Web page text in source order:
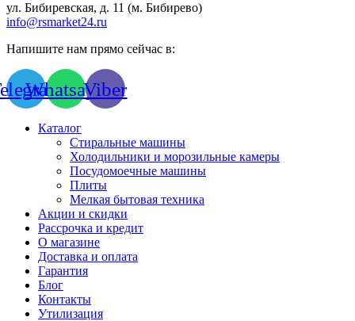
ул. Бибиревская, д. 11 (м. Бибирево)
info@rsmarket24.ru
Напишите нам прямо сейчас в:
WhatsappViber
Каталог
Стиральные машины
Холодильники и морозильные камеры
Посудомоечные машины
Плиты
Мелкая бытовая техника
Акции и скидки
Рассрочка и кредит
О магазине
Доставка и оплата
Гарантия
Блог
Контакты
Утилизация